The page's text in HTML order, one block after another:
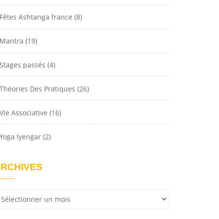
Fêtes Ashtanga france (8)
Mantra (19)
Stages passés (4)
Théories Des Pratiques (26)
Vie Associative (16)
Yoga Iyengar (2)